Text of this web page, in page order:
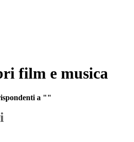
film e musica
a ""